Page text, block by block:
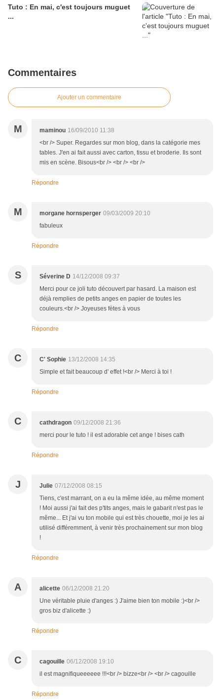
Tuto : En mai, c'est toujours muguet
...
Commentaires
Ajouter un commentaire
M maminou 16/09/2010 11:38
<br /> Super. Regardes sur mon blog, dans la catégorie mes
tables. J'en ai fait aussi avec carton, tissu et broderie. Ils sont
mis en scène. Bisous<br /> <br /> <br />
Répondre
M morgane hornsperger 09/03/2009 20:10
fabuleux
Répondre
S Séverine D 14/12/2008 09:37
Merci pour ce joli tuto découvert par hasard. La maison est
déjà remplies de petits anges en papier de toutes les
couleurs.<br /> Joyeuses fètes à vous
Répondre
C C' Sophie 13/12/2008 14:35
Simple et fait beaucoup d' effet !<br /> Merci à toi !
Répondre
C cathdragon 09/12/2008 21:36
merci pour le tuto ! il est adorable cet ange ! bises cath
Répondre
J Julie 07/12/2008 08:15
Tiens, c'est marrant, on a eu la même idée, au même moment
! Moi aussi j'ai fait des p'tits anges, mais le gabarit n'est pas le
même... Et j'ai vu ton mobile qui est très chouette, moi je les ai
utilisé différemment, à venir très prochainement sur mon blog
!
Répondre
A alicette 06/12/2008 21:20
Une véritable pluie d'anges :) J'aime bien ton mobile :)<br />
gros biz d'alicette :)
Répondre
C cagouille 06/12/2008 19:10
il est magnifiqueeeeee !!!<br /> bizze<br /> <br /> cagouille
Répondre